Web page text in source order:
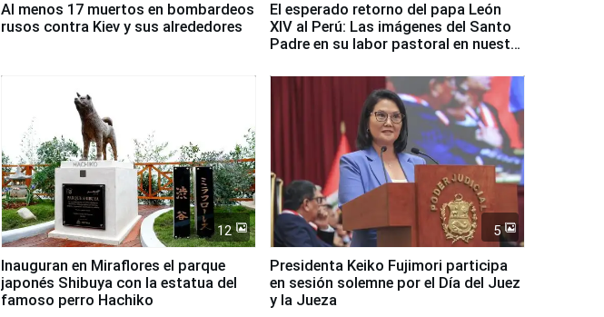
Al menos 17 muertos en bombardeos
rusos contra Kiev y sus alrededores
El esperado retorno del papa León
XIV al Perú: Las imágenes del Santo
Padre en su labor pastoral en nuestro
12
Inauguran en Miraflores el parque
japonés Shibuya con la estatua del
famoso perro Hachiko
5
Presidenta Keiko Fujimori participa
en sesión solemne por el Día del Juez
y la Jueza